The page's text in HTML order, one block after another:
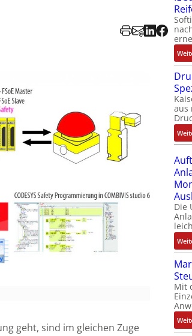
geht, sind im gleichen Zuge
aus
Die
Mit